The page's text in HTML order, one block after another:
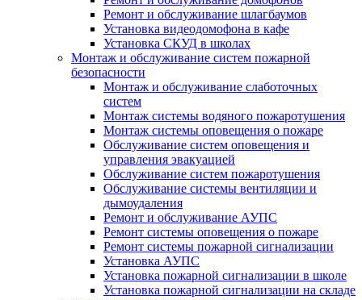
Ремонт и обслуживание шлагбаумов
Установка видеодомофона в кафе
Установка СКУД в школах
Монтаж и обслуживание систем пожарной
безопасности
Монтаж и обслуживание слаботочных
систем
Монтаж системы водяного пожаротушения
Монтаж системы оповещения о пожаре
Обслуживание систем оповещения и
управления эвакуацией
Обслуживание систем пожаротушения
Обслуживание системы вентиляции и
дымоудаления
Ремонт и обслуживание АУПС
Ремонт системы оповещения о пожаре
Ремонт системы пожарной сигнализации
Установка АУПС
Установка пожарной сигнализации в школе
Установка пожарной сигнализации на складе